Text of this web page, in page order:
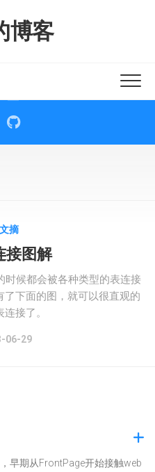
博客
摘
接图解
时候都会被各种类型的表连接
下面的图，就可以很直观的
接了。
06-29
早期从FrontPage开始接触web